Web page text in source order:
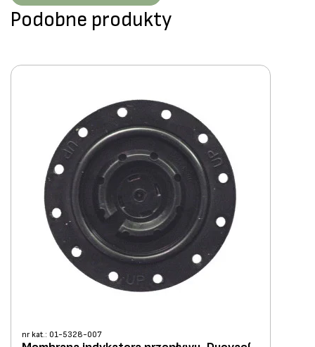
Podobne produkty
nr kat.: 01-5328-007